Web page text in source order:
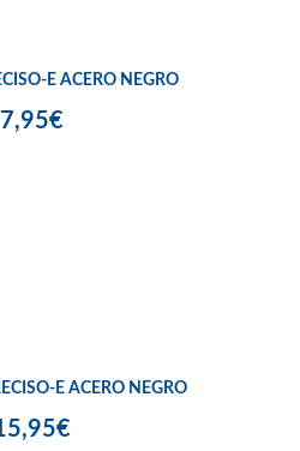
E ACERO NEGRO
7,95€
E ACERO NEGRO